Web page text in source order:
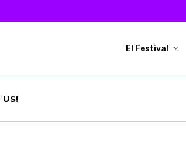
El Festival
US!